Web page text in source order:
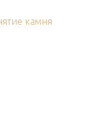
камня